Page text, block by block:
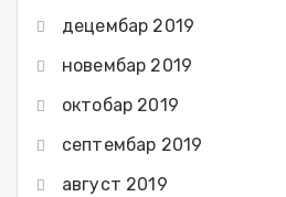
децембар 2019
новембар 2019
октобар 2019
септембар 2019
август 2019